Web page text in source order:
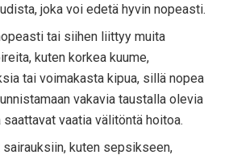
joka voi edetä hyvin nopeasti.
tai siihen liittyy muita
kuten korkea kuume,
tai voimakasta kipua, sillä nopea
vakavia taustalla olevia
saattavat vaatia välitöntä hoitoa.
kuten sepsikseen,